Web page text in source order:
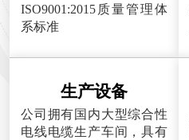
ISO9001:2015质量管理体
系标准
生产设备
公司拥有国内大型综合性
电线电缆生产车间，具有